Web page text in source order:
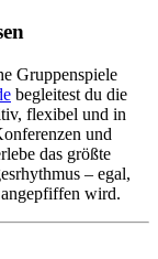
Gruppenspiele
begleitest du die
flexibel und in
und
das größte
– egal,
wird.